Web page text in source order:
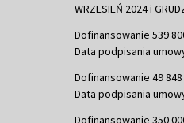
WRZESIEŃ 2024 i
Dofinansowanie 539
Data podpisania
Dofinansowanie 49 848
Data podpisania
Dofinansowanie 350